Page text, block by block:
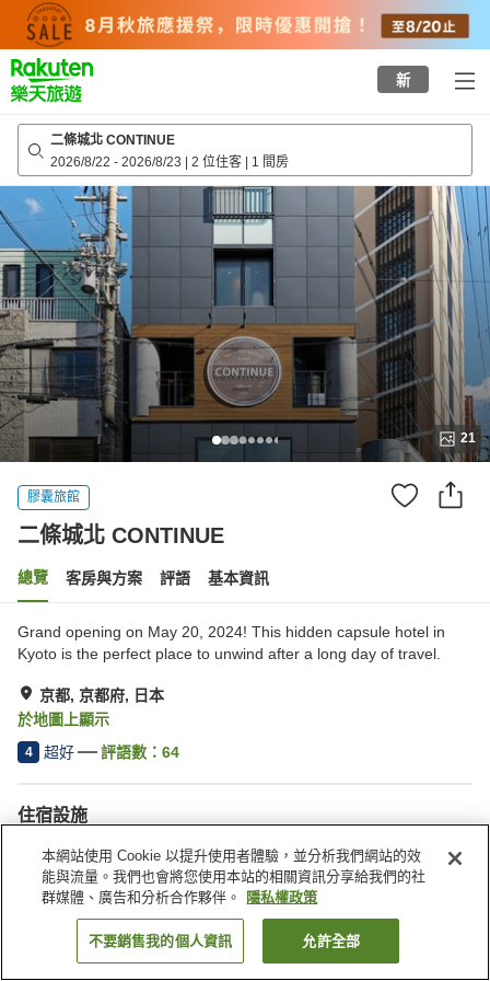
top
page
新
二條城北 CONTINUE
2026/8/22 - 2026/8/23 | 2 位住客 | 1 間房
21
膠囊旅館
二條城北 CONTINUE
總覽 客房與方案 評語 基本資訊
Grand opening on May 20, 2024! This hidden capsule hotel in
Kyoto is the perfect place to unwind after a long day of travel.
京都, 京都府, 日本
於地圖上顯示
4 超好 評語數： 64
住宿設施
多功能室 付費洗衣房
首頁 日本 京都府 京都 二條城北 CONTINUE
找客房
本網站使用 Cookie 以提升使用者體驗，並分析我們網站的效
能與流量。我們也會將您使用本站的相關資訊分享給我們的社
群媒體、廣告和分析合作夥伴。
隱私權政策
不要銷售我的個人資訊 允許全部